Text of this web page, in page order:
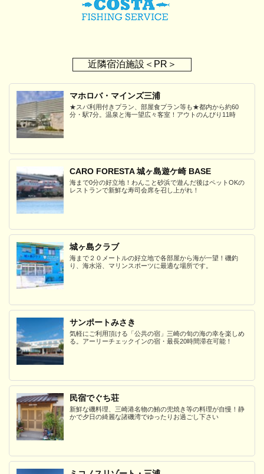
近隣宿泊施設＜PR＞
マホロバ・マインズ三浦
★スパ利用付きプラン、部屋食プラン等も★都内から約60
分・駅7分。温泉と海一望広々客室！アウトのんびり11時
CARO FORESTA 城ヶ島遊ケ崎 BASE
海まで0分の好立地！わんこと砂浜で遊んだ後はペットOKの
レストランで新鮮な寿司会席を召し上がれ！
城ヶ島クラブ
海まで２０メートルの好立地で各部屋から海が一望！磯釣
り、海水浴、マリンスポーツに最適な場所です。
サンポートみさき
気軽にご利用頂ける「公共の宿」三崎の旬の海の幸を楽しめ
る。アーリーチェックインの宿・最長20時間滞在可能！
民宿でぐち荘
新鮮な磯料理、三崎港名物の鮪の兜焼き等の料理が自慢！静
かで夕日の綺麗な諸磯湾でゆったりお過ごし下さい